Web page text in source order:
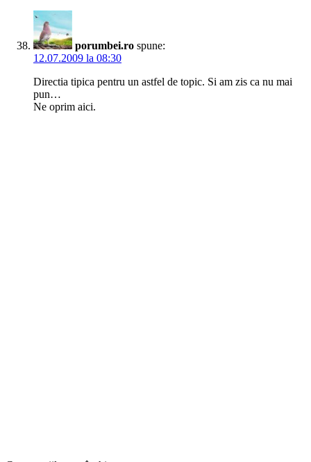
porumbei.ro spune:
12.07.2009 la 08:30
Directia tipica pentru un astfel de topic. Si am zis ca nu mai
pun…
Ne oprim aici.